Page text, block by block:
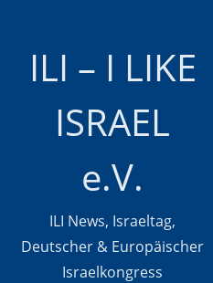
ILI – I LIKE
ISRAEL
e.V.
ILI News, Israeltag,
Deutscher & Europäischer
Israelkongress